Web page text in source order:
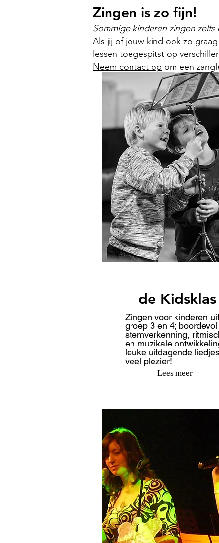
Zingen is zo fijn!
Sommige kinderen zingen
Als jij of jouw kind ook zo
lessen toegespitst op
Neem contact op om een
de Kidsklas
Zingen voor kinderen uit
groep 3 en 4; boordevol
stemverkenning,
en muzikale
leuke uitdagende
veel plezier!
Lees meer